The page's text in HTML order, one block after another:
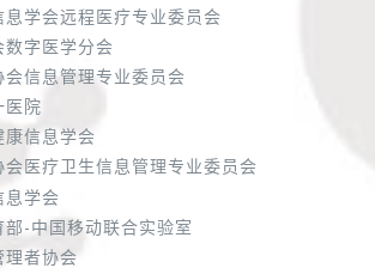
学会远程医疗专业委员会
字医学分会
信息管理专业委员会
医院
康信息学会
会医疗卫生信息管理专业委员会
息学会
-中国移动联合实验室
理者协会